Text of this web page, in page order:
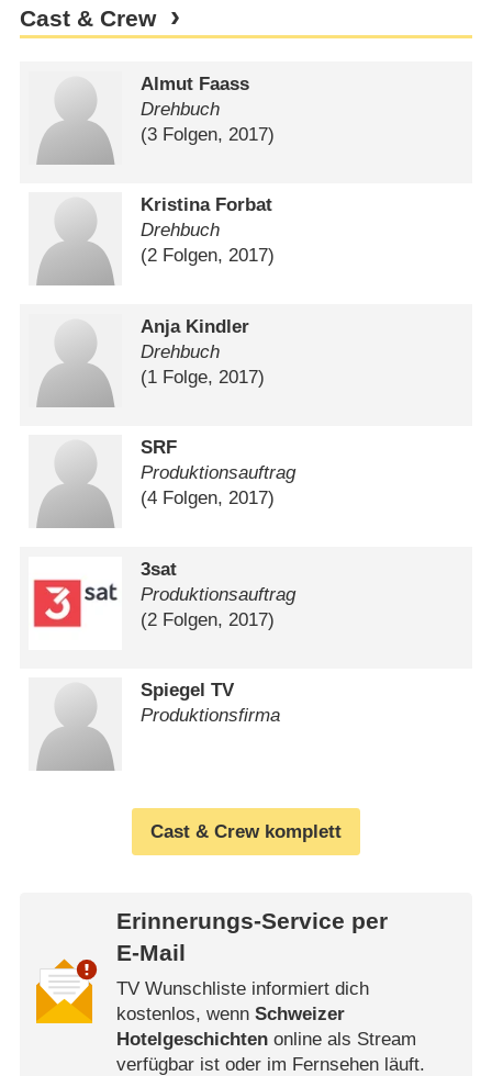
Cast & Crew
Almut Faass
Drehbuch
(3 Folgen, 2017)
Kristina Forbat
Drehbuch
(2 Folgen, 2017)
Anja Kindler
Drehbuch
(1 Folge, 2017)
SRF
Produktionsauftrag
(4 Folgen, 2017)
3sat
Produktionsauftrag
(2 Folgen, 2017)
Spiegel TV
Produktionsfirma
Cast & Crew komplett
Erinnerungs-Service per
E-Mail
TV Wunschliste informiert dich
kostenlos, wenn Schweizer
Hotelgeschichtenonline als Stream
verfügbar ist oder im Fernsehen läuft.